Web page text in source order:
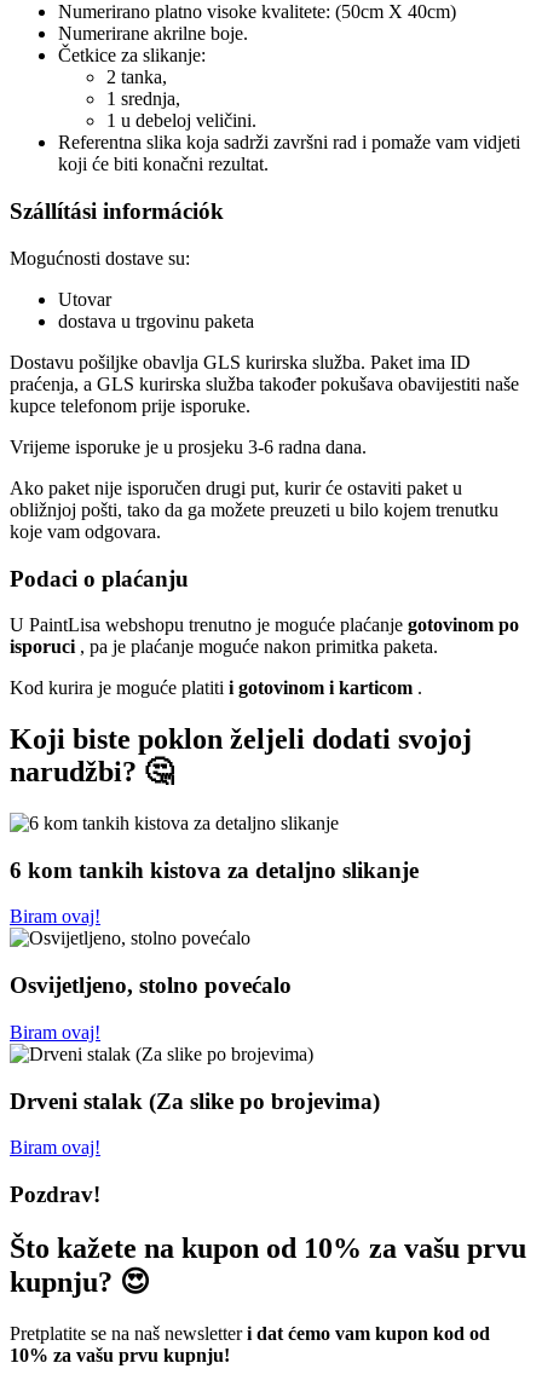
Numerirano platno visoke kvalitete: (50cm X 40cm)
Numerirane akrilne boje.
Četkice za slikanje:
2 tanka,
1 srednja,
1 u debeloj veličini.
Referentna slika koja sadrži završni rad i pomaže vam vidjeti
koji će biti konačni rezultat.
Szállítási információk
Mogućnosti dostave su:
Utovar
dostava u trgovinu paketa
Dostavu pošiljke obavlja GLS kurirska služba. Paket ima ID
praćenja, a GLS kurirska služba također pokušava obavijestiti naše
kupce telefonom prije isporuke.
Vrijeme isporuke je u prosjeku 3-6 radna dana.
Ako paket nije isporučen drugi put, kurir će ostaviti paket u
obližnjoj pošti, tako da ga možete preuzeti u bilo kojem trenutku
koje vam odgovara.
Podaci o plaćanju
U PaintLisa webshopu trenutno je moguće plaćanje gotovinom po
isporuci , pa je plaćanje moguće nakon primitka paketa.
Kod kurira je moguće platiti i gotovinom i karticom .
Koji biste poklon željeli dodati svojoj
narudžbi? 🤔
6 kom tankih kistova za detaljno slikanje
Biram ovaj!
Osvijetljeno, stolno povećalo
Biram ovaj!
Drveni stalak (Za slike po brojevima)
Biram ovaj!
Pozdrav!
Što kažete na kupon od 10% za vašu prvu
kupnju? 😍
Pretplatite se na naš newsletteri dat ćemo vam kupon kod od
10% za vašu prvu kupnju!